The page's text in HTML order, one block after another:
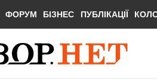
ФОРУМ БІЗНЕС ПУБЛІКАЦІЇ